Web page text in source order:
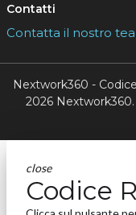
Contatti
Contatta il nostro
Nextwork360 -
2026 Nextwork360.
close
Codice